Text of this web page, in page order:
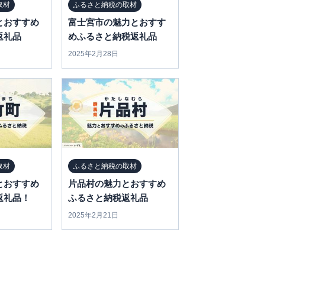
材
おすすめ
礼品
ふるさと納税の取材
富士宮市の魅力とおすす
めふるさと納税返礼品
2025年2月28日
材
おすすめ
品！
ふるさと納税の取材
片品村の魅力とおすすめ
ふるさと納税返礼品
2025年2月21日